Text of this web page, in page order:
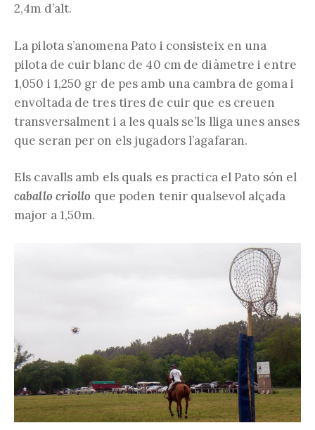
2,4m d’alt.
La pilota s’anomena Pato i consisteix en una
pilota de cuir blanc de 40 cm de diàmetre i entre
1,050 i 1,250 gr de pes amb una cambra de goma i
envoltada de tres tires de cuir que es creuen
transversalment i a les quals se’ls lliga unes anses
que seran per on els jugadors l’agafaran.
Els cavalls amb els quals es practica el Pato són el
caballo criollo que poden tenir qualsevol alçada
major a 1,50m.